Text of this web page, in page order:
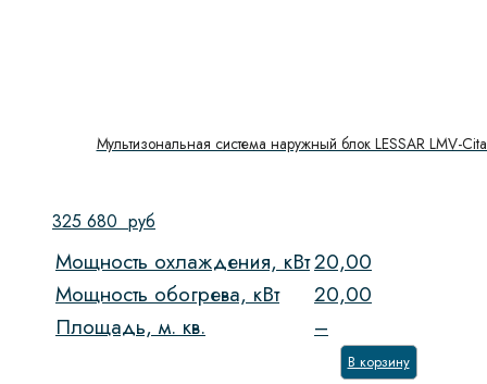
Мультизональная система наружный блок LESSAR LMV-
325 680 руб
Мощность охлаждения, кВт20,00
Мощность обогрева, кВт
20,00
Площадь, м. кв.
–
В корзину